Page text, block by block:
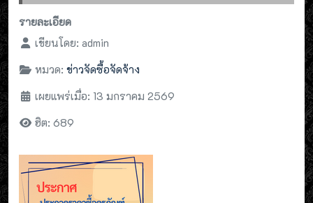
รายละเอียด
เขียนโดย: admin
หมวด: ข่าวจัดซื้อจัดจ้าง
เผยแพร่เมื่อ: 13 มกราคม 2569
ฮิต: 689